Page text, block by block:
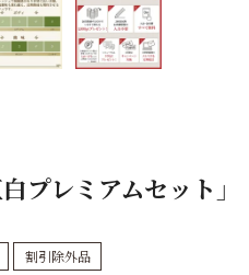
プレミアムセット」
割引除外品